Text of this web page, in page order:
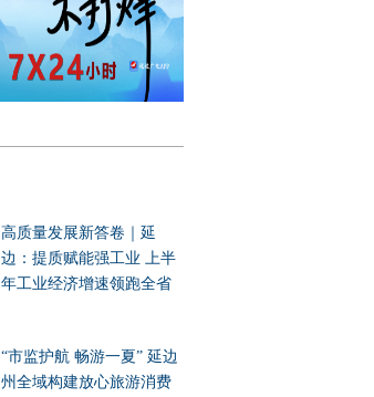
高质量发展新答卷｜延
边：提质赋能强工业 上半
年工业经济增速领跑全省
“市监护航 畅游一夏” 延边
州全域构建放心旅游消费